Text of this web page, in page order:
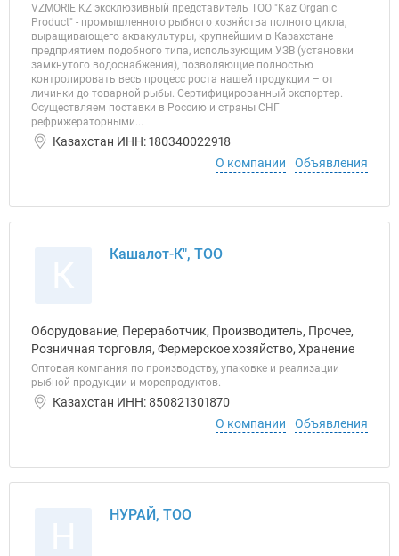
VZMORIE KZ эксклюзивный представитель ТОО "Kaz Organic
Product" - промышленного рыбного хозяйства полного цикла,
выращивающего аквакультуры, крупнейшим в Казахстане
предприятием подобного типа, использующим УЗВ (установки
замкнутого водоснабжения), позволяющие полностью
контролировать весь процесс роста нашей продукции – от
личинки до товарной рыбы. Сертифицированный экспортер.
Осуществляем поставки в Россию и страны СНГ
рефрижераторными...
Казахстан ИНН: 180340022918
О компании
Объявления
Кашалот-К", ТОО
Оборудование, Переработчик, Производитель, Прочее,
Розничная торговля, Фермерское хозяйство, Хранение
Оптовая компания по производству, упаковке и реализации
рыбной продукции и морепродуктов.
Казахстан ИНН: 850821301870
О компании
Объявления
НУРАЙ, ТОО